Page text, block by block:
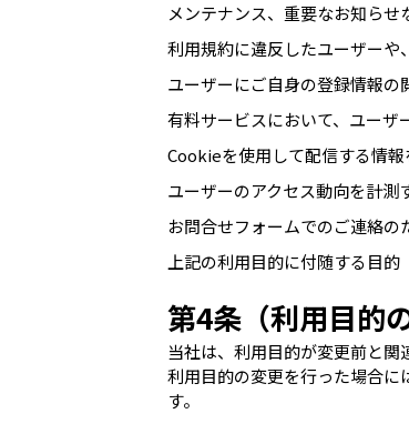
メンテナンス、重要なお知らせ
利用規約に違反したユーザーや
ユーザーにご自身の登録情報の
有料サービスにおいて、ユーザ
Cookieを使用して配信する情
ユーザーのアクセス動向を計測
お問合せフォームでのご連絡の
上記の利用目的に付随する目的
第4条（利用目的
当社は、利用目的が変更前と関
利用目的の変更を行った場合に
す。